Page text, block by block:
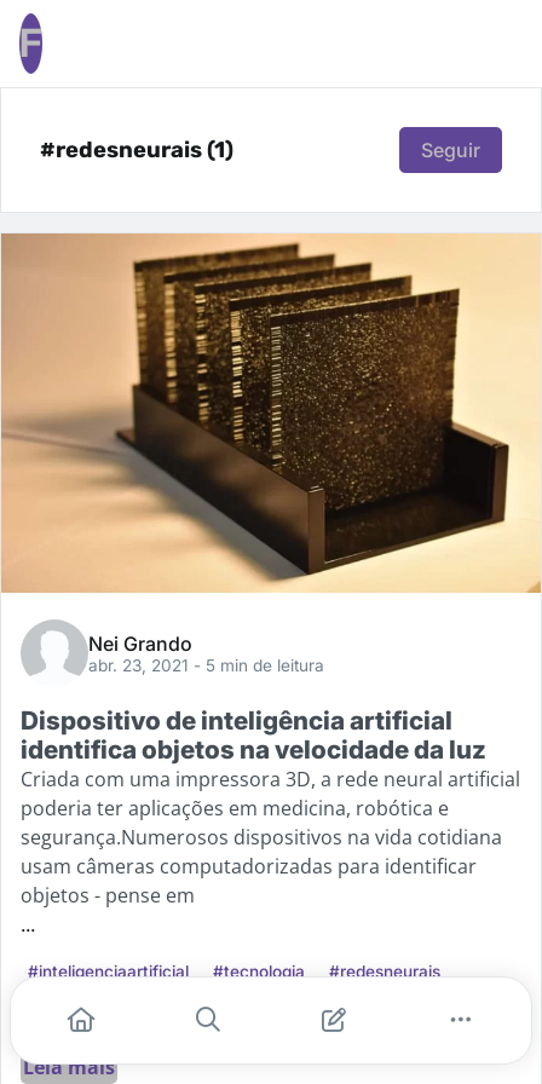
F
#redesneurais (1) Seguir
Nei Grando
abr. 23, 2021 - 5 min de leitura
Dispositivo de inteligência artificial
identifica objetos na velocidade da luz
Criada com uma impressora 3D, a rede neural artificial
poderia ter aplicações em medicina, robótica e
segurança.Numerosos dispositivos na vida cotidiana
usam câmeras computadorizadas para identificar
objetos - pense em
...
#inteligenciaartificial #tecnologia
#redesneurais
#dispositivo
Leia mais